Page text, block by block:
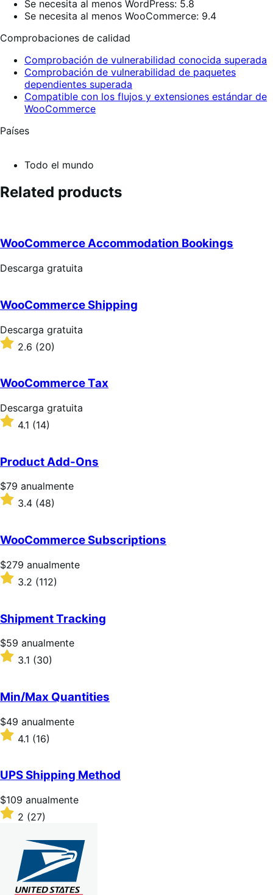
Se necesita al menos WordPress: 5.8
Se necesita al menos WooCommerce: 9.4
Comprobaciones de calidad
Comprobación de vulnerabilidad conocida superada
Comprobación de vulnerabilidad de paquetes
dependientes superada
Compatible con los flujos y extensiones estándar de
WooCommerce
Países
Todo el mundo
Related products
WooCommerce Accommodation Bookings
Descarga
Descarga gratuita
WooCommerce Shipping
Descarga
gratuita
Descarga gratuita
Valoración:
2.6
5
estrellas
2.6 (20)
WooCommerce Tax
Descarga
gratuita
Descarga gratuita
Valoración:
4.1
5
estrellas
4.1 (14)
Product Add-Ons
Precio:
$79/anualmente
$79 anualmente
Valoración:
5
estrellas
3.4 (48)
WooCommerce Subscriptions
Precio:
$279/anualmente
$279 anualmente
Valoración:
3.2
5
estrellas
3.2 (112)
Shipment Tracking
Precio:
$59/anualmente
$59 anualmente
Valoración:
5
estrellas
3.1 (30)
Min/Max Quantities
Precio:
$49/anualmente
$49 anualmente
Valoración:
4.1
5
estrellas
4.1 (16)
UPS Shipping Method
Precio:
$109/anualmente
$109 anualmente
Valoración:
estrellas
2 (27)